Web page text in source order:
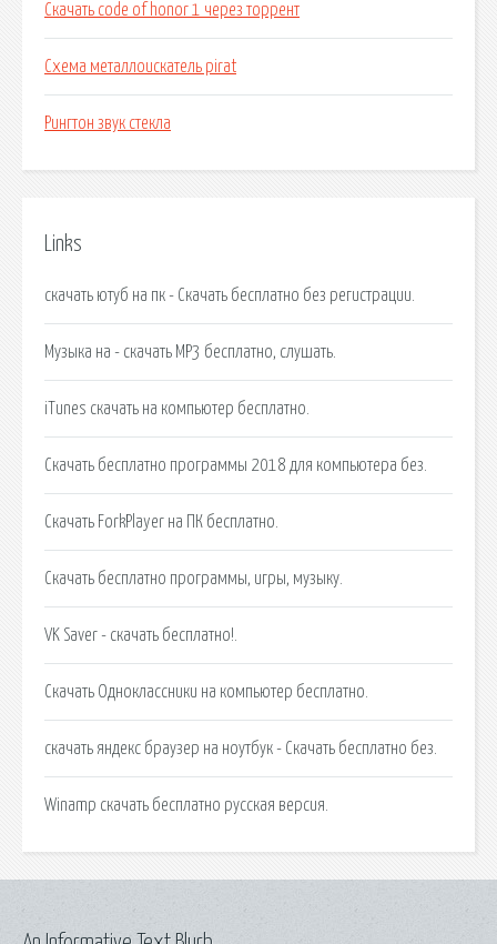
Скачать code of honor 1 через торрент
Схема металлоискатель pirat
Рингтон звук стекла
Links
скачать ютуб на пк - Скачать бесплатно без регистрации.
Музыка на - скачать MP3 бесплатно, слушать.
iTunes скачать на компьютер бесплатно.
Скачать бесплатно программы 2018 для компьютера без.
Скачать ForkPlayer на ПК бесплатно.
Скачать бесплатно программы, игры, музыку.
VK Saver - скачать бесплатно!.
Скачать Одноклассники на компьютер бесплатно.
скачать яндекс браузер на ноутбук - Скачать бесплатно без.
Winamp скачать бесплатно русская версия.